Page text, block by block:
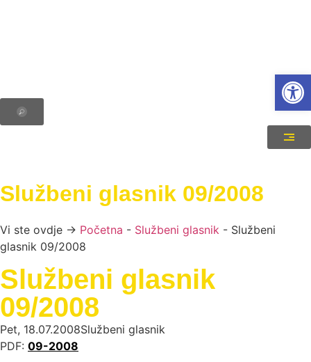
Službeni glasnik 09/2008
Vi ste ovdje → Početna - Službeni glasnik - Službeni
glasnik 09/2008
Službeni glasnik
09/2008
Pet, 18.07.2008Službeni glasnik
PDF: 09-2008